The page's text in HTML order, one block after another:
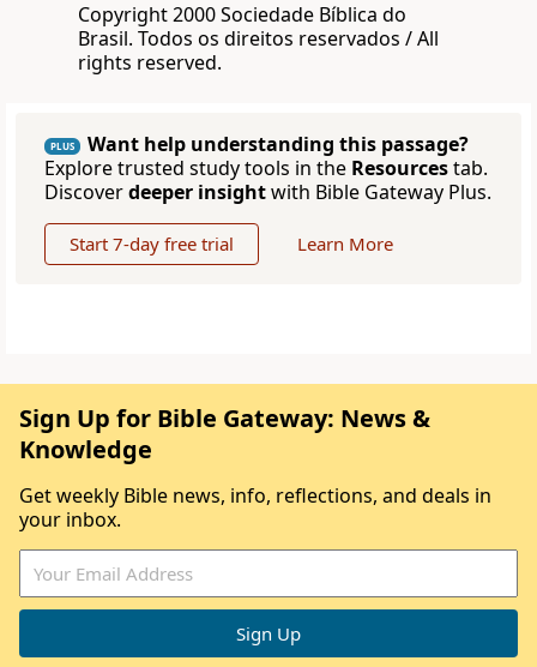
Copyright 2000 Sociedade Bíblica do
Brasil. Todos os direitos reservados / All
rights reserved.
PLUS
Want help understanding this passage?
Explore trusted study tools in the Resourcestab.
Discoverdeeper insightwith Bible Gateway Plus.
Start 7-day free trial Learn More
Sign Up for Bible Gateway: News &
Knowledge
Get weekly Bible news, info, reflections, and deals in
your inbox.